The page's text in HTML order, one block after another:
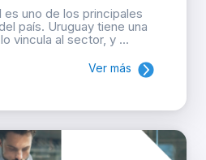
uno de los principales
país. Uruguay tiene una
vincula al sector, y ...
Ver más